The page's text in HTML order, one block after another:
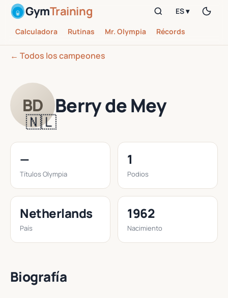
GymTraining
Calculadora Rutinas Mr. Olympia Récords
ES ▾
← Todos los campeones
BD
🇳🇱
Berry de Mey
—
Títulos Olympia
1
Podios
Netherlands
País
1962
Nacimiento
Biografía